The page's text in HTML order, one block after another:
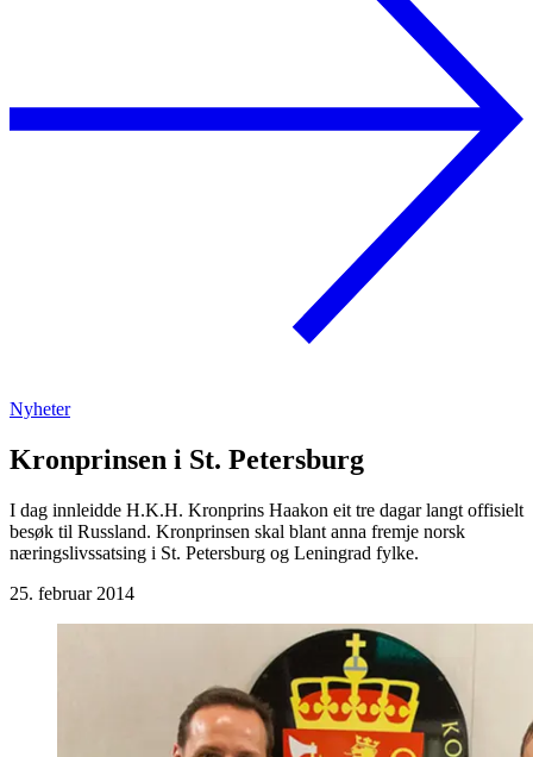
Nyheter
Kronprinsen i St. Petersburg
I dag innleidde H.K.H. Kronprins Haakon eit tre dagar langt offisielt
besøk til Russland. Kronprinsen skal blant anna fremje norsk
næringslivssatsing i St. Petersburg og Leningrad fylke.
25. februar 2014